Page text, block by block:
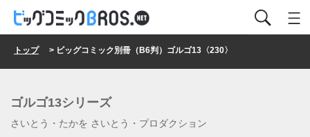
トップ> ビッグコミック別冊（B6判）ゴルゴ13〈230〉
ゴルゴ13シリーズ
さいとう・たかを さいとう・プロダクション